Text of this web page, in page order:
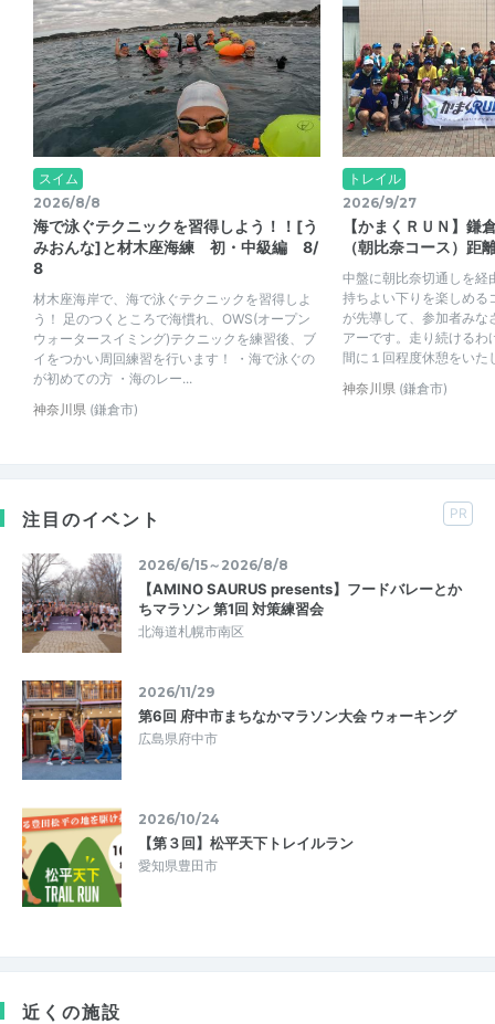
スイム
2026/8/8
海で泳ぐテクニックを習得しよう！！[う
みおんな]と材木座海練 初・中級編 8/
8
材木座海岸で、海で泳ぐテクニックを習得しよ
う！ 足のつくところで海慣れ、OWS(オープン
ウォータースイミング)テクニックを練習後、ブ
イをつかい周回練習を行います！ ・海で泳ぐの
が初めての方 ・海のレー...
神奈川県 (鎌倉市)
トレイル
2026/9/27
【かまくＲＵＮ】鎌
（朝比奈コース）距
中盤に朝比奈切通しを経
持ちよい下りを楽しめる
が先導して、参加者みな
アーです。走り続けるわ
間に１回程度休憩をいた
神奈川県 (鎌倉市)
注目のイベント PR
2026/6/15～2026/8/8
【AMINO SAURUS presents】フードバレーとか
ちマラソン 第1回 対策練習会
北海道札幌市南区
2026/11/29
第6回 府中市まちなかマラソン大会 ウォーキング
広島県府中市
2026/10/24
【第３回】松平天下トレイルラン
愛知県豊田市
近くの施設